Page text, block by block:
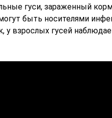
гуси, зараженный
быть носителями
у взрослых гусей